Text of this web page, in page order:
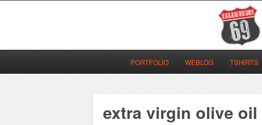
PORTFOLIO WEBLOG TSHIRTS
extra virgin olive oil